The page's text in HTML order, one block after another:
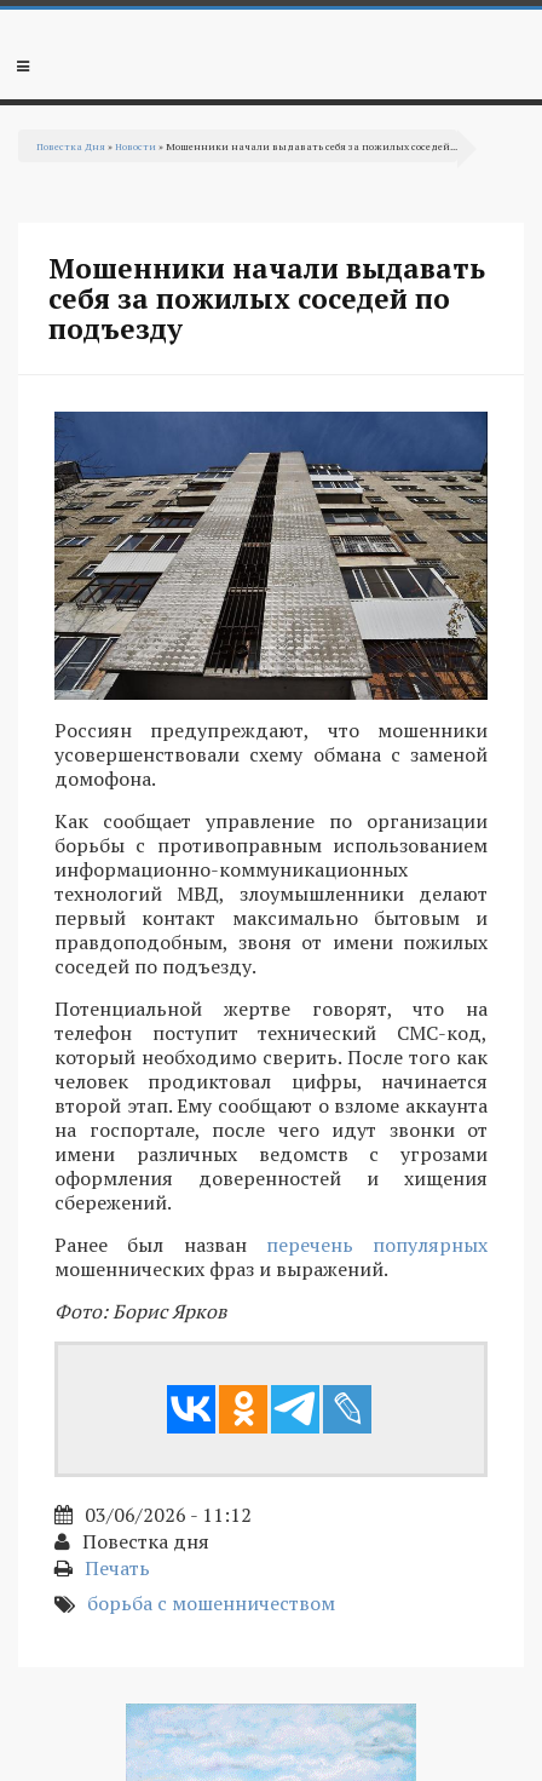
Перейти к основному содержанию
Мобильное
Повестка Дня »Новости » Мошенники начали выдавать себя за пожилых соседей...
Мошенники начали выдавать
себя за пожилых соседей по
подъезду
Россиян предупреждают, что мошенники
усовершенствовали схему обмана с заменой
домофона.
Как сообщает управление по организации
борьбы с противоправным использованием
информационно-коммуникационных
технологий МВД, злоумышленники делают
первый контакт максимально бытовым и
правдоподобным, звоня от имени пожилых
соседей по подъезду.
Потенциальной жертве говорят, что на
телефон поступит технический СМС-код,
который необходимо сверить. После того как
человек продиктовал цифры, начинается
второй этап. Ему сообщают о взломе аккаунта
на госпортале, после чего идут звонки от
имени различных ведомств с угрозами
оформления доверенностей и хищения
сбережений.
Ранее был назван перечень популярных
мошеннических фраз и выражений.
Фото: Борис Ярков
03/06/2026 - 11:12
Повестка дня
Печать
борьба с мошенничеством